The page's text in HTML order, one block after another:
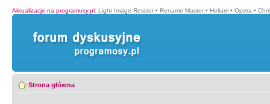
Aktualizacje na programosy.pl: Light Image Resizer • Rename Master • Helium • Opera •
Strona główna